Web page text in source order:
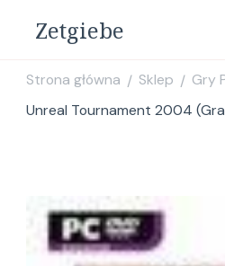
Zetgiebe
Strona główna / Sklep / Gry
Unreal Tournament 2004